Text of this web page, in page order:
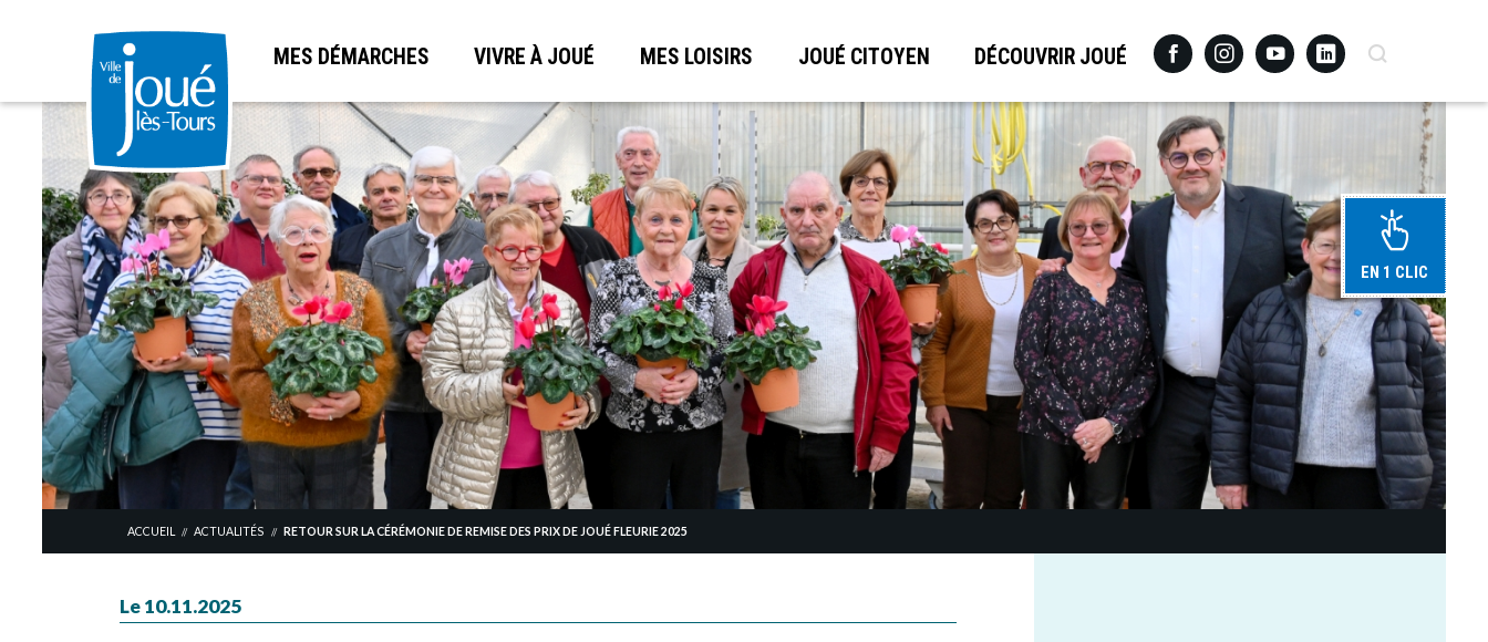
Aller
MES DÉMARCHES VIVRE À JOUÉ MES LOISIRS JOUÉ CITOYEN DÉCOUVRIR JOUÉ FacebookInstagramYoutubeLinkedinRecherche
EN 1 CLIC
ACCUEIL // ACTUALITÉS // RETOUR SUR LA CÉRÉMONIE DE REMISE DES PRIX DE JOUÉ FLEURIE 2025
Le 10.11.2025